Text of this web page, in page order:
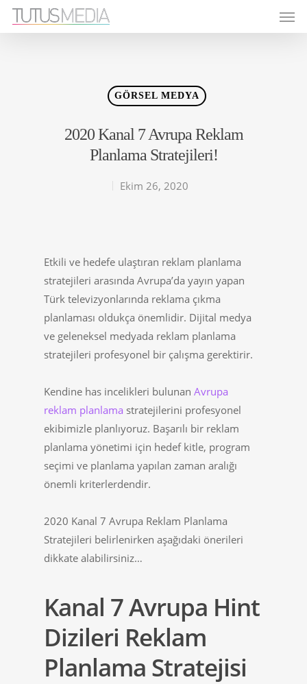
GÖRSEL MEDYA
2020 Kanal 7 Avrupa Reklam
Planlama Stratejileri!
Ekim 26, 2020
Etkili ve hedefe ulaştıran reklam planlama
stratejileri arasında Avrupa’da yayın yapan
Türk televizyonlarında reklama çıkma
planlaması oldukça önemlidir. Dijital medya
ve geleneksel medyada reklam planlama
stratejileri profesyonel bir çalışma gerektirir.
Kendine has incelikleri bulunan Avrupa
reklam planlama stratejilerini profesyonel
ekibimizle planlıyoruz. Başarılı bir reklam
planlama yönetimi için hedef kitle, program
seçimi ve planlama yapılan zaman aralığı
önemli kriterlerdendir.
2020 Kanal 7 Avrupa Reklam Planlama
Stratejileri belirlenirken aşağıdaki önerileri
dikkate alabilirsiniz…
Kanal 7 Avrupa Hint
Dizileri Reklam
Planlama Stratejisi